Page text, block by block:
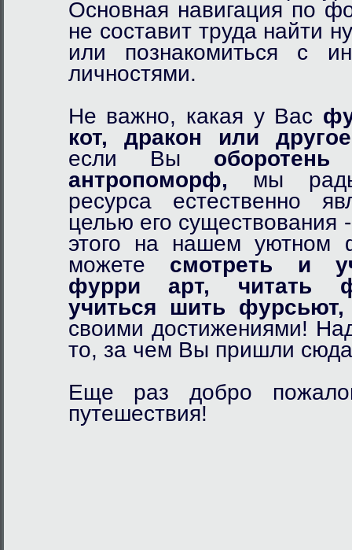
Основная навигация по
не составит труда найти
или познакомиться с
личностями.
Не важно, какая у Вас
кот,
дракон
или
если Вы оборотень
антропоморф, мы
ресурса естественно
целью его существования
этого на нашем
можете смотреть и
фурри арт,
читать
учиться шить фурсьют,
своими достижениями!
то, за чем Вы пришли
Еще раз добро
путешествия!